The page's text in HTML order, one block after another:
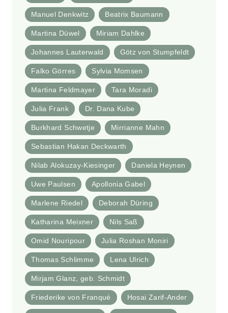
Manuel Denkwitz Beatrix Baumann
Martina Düwel Miriam Dahlke
Johannes Lauterwald Götz von Stumpfeldt
Falko Görres Sylvia Momsen
Martina Feldmayer Tara Moradi
Julia Frank Dr. Dana Kube
Burkhard Schwetje Mirrianne Mahn
Sebastian Hakan Deckwarth
Nilab Alokuzay-Kiesinger Daniela Heynen
Uwe Paulsen Apollonia Gabel
Marlene Riedel Deborah Düring
Katharina Meixner Nils Saß
Omid Nouripour Julia Roshan Moniri
Thomas Schlimme Lena Ulrich
Mirjam Glanz, geb. Schmidt
Friederike von Franqué Hosai Zarif-Ander